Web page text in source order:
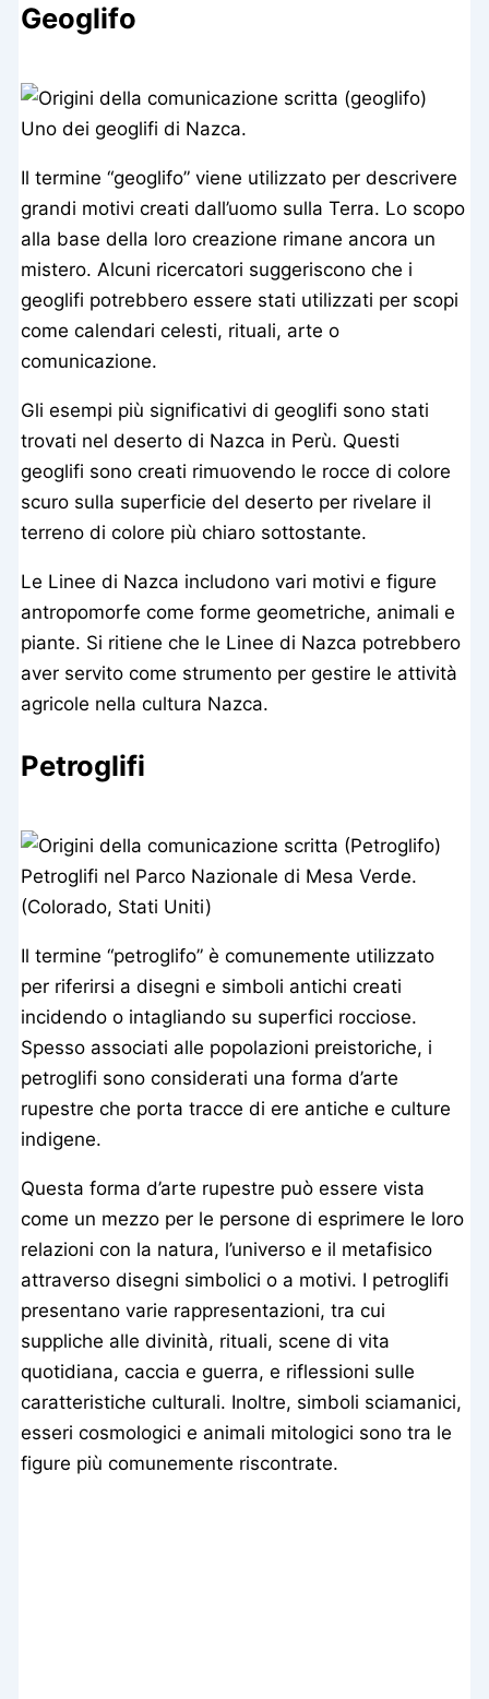
Geoglifo
Uno dei geoglifi di Nazca.
Il termine “geoglifo” viene utilizzato per descrivere
grandi motivi creati dall’uomo sulla Terra. Lo scopo
alla base della loro creazione rimane ancora un
mistero. Alcuni ricercatori suggeriscono che i
geoglifi potrebbero essere stati utilizzati per scopi
come calendari celesti, rituali, arte o
comunicazione.
Gli esempi più significativi di geoglifi sono stati
trovati nel deserto di Nazca in Perù. Questi
geoglifi sono creati rimuovendo le rocce di colore
scuro sulla superficie del deserto per rivelare il
terreno di colore più chiaro sottostante.
Le Linee di Nazca includono vari motivi e figure
antropomorfe come forme geometriche, animali e
piante. Si ritiene che le Linee di Nazca potrebbero
aver servito come strumento per gestire le attività
agricole nella cultura Nazca.
Petroglifi
Petroglifi nel Parco Nazionale di Mesa Verde.
(Colorado, Stati Uniti)
Il termine “petroglifo” è comunemente utilizzato
per riferirsi a disegni e simboli antichi creati
incidendo o intagliando su superfici rocciose.
Spesso associati alle popolazioni preistoriche, i
petroglifi sono considerati una forma d’arte
rupestre che porta tracce di ere antiche e culture
indigene.
Questa forma d’arte rupestre può essere vista
come un mezzo per le persone di esprimere le loro
relazioni con la natura, l’universo e il metafisico
attraverso disegni simbolici o a motivi. I petroglifi
presentano varie rappresentazioni, tra cui
suppliche alle divinità, rituali, scene di vita
quotidiana, caccia e guerra, e riflessioni sulle
caratteristiche culturali. Inoltre, simboli sciamanici,
esseri cosmologici e animali mitologici sono tra le
figure più comunemente riscontrate.